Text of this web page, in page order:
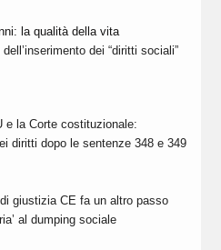
la qualità della vita
dei “diritti sociali”
e la Corte costituzionale:
diritti dopo le sentenze 348 e 349
giustizia CE fa un altro passo
al dumping sociale